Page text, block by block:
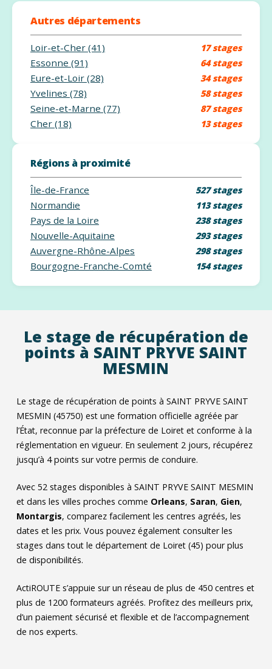
Autres départements
Loir-et-Cher (41) 17 stages
Essonne (91) 64 stages
Eure-et-Loir (28) 34 stages
Yvelines (78) 58 stages
Seine-et-Marne (77) 87 stages
Cher (18) 13 stages
Régions à proximité
Île-de-France 527 stages
Normandie 113 stages
Pays de la Loire 238 stages
Nouvelle-Aquitaine 293 stages
Auvergne-Rhône-Alpes 298 stages
Bourgogne-Franche-Comté 154 stages
Le stage de récupération de
points à SAINT PRYVE SAINT
MESMIN
Le stage de récupération de points à SAINT PRYVE SAINT
MESMIN (45750) est une formation officielle agréée par
l’État, reconnue par la préfecture de Loiret et conforme à la
réglementation en vigueur. En seulement 2 jours, récupérez
jusqu’à 4 points sur votre permis de conduire.
Avec 52stages disponibles à SAINT PRYVE SAINT MESMIN
et dans les villes proches comme Orleans, Saran, Gien,
Montargis, comparez facilement les centres agréés, les
dates et les prix. Vous pouvez également consulter les
stages dans tout le département de Loiret (45) pour plus
de disponibilités.
ActiROUTE s’appuie sur un réseau de plus de 450 centres et
plus de 1200 formateurs agréés. Profitez des meilleurs prix,
d’un paiement sécurisé et flexible et de l’accompagnement
de nos experts.